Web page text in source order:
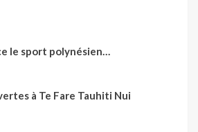
le sport polynésien…
à Te Fare Tauhiti Nui